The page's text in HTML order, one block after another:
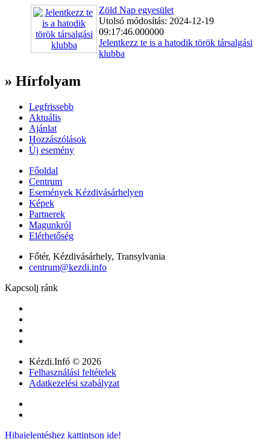
Zöld Nap egyesület
Utolsó módosítás: 2024-12-19
09:17:46.000000
Jelentkezz te is a hatodik török társalgási
klubba
» Hírfolyam
Legfrissebb
Aktuális
Ajánlat
Hozzászólások
Új esemény
Főoldal
Centrum
Események Kézdivásárhelyen
Képek
Partnerek
Magunkról
Elérhetőség
Főtér, Kézdivásárhely, Transylvania
centrum@kezdi.info
Kapcsolj ránk
Kézdi.Infó © 2026
Felhasználási feltételek
Adatkezelési szabályzat
Hibajelentéshez kattintson ide!